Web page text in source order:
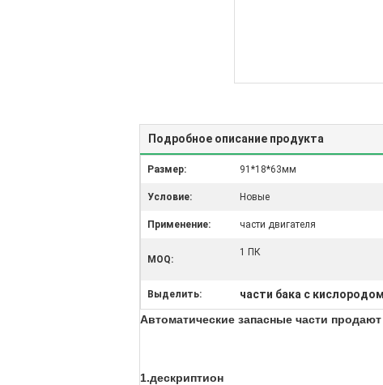
Подробное описание продукта
Размер: 91*18*63мм
Условие: Новые
Применение: части двигателя
MOQ:
1 ПК
Выделить: части бака с кислородом
Автоматические запасные части
1.дескриптион